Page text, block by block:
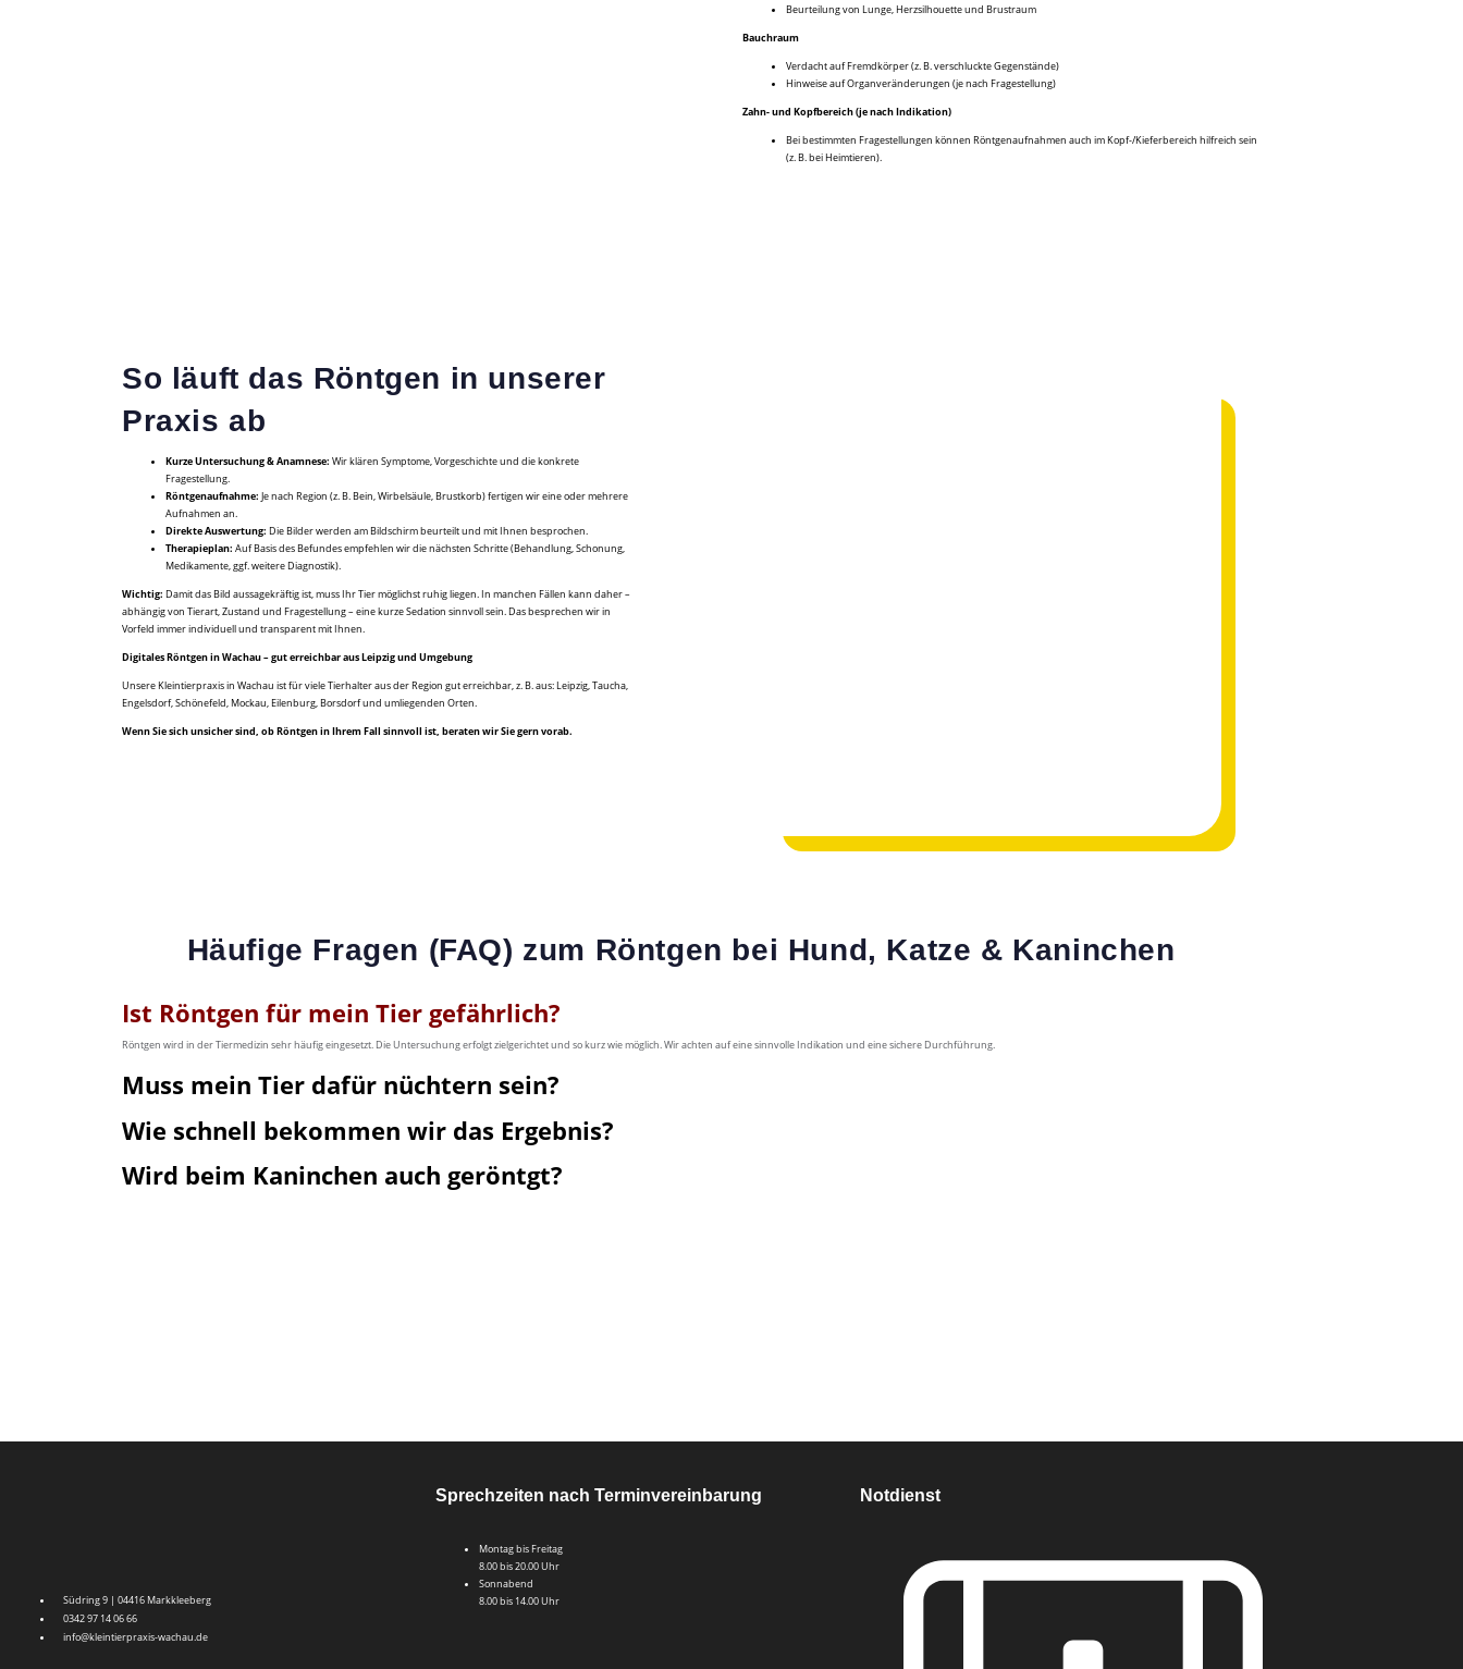
Beurteilung von Lunge, Herzsilhouette und Brustraum
Bauchraum
Verdacht auf Fremdkörper (z. B. verschluckte Gegenstände)
Hinweise auf Organveränderungen (je nach Fragestellung)
Zahn- und Kopfbereich (je nach Indikation)
Bei bestimmten Fragestellungen können Röntgenaufnahmen auch im Kopf-/Kieferbereich hilfreich sein
(z. B. bei Heimtieren).
So läuft das Röntgen in unserer
Praxis ab
Kurze Untersuchung & Anamnese: Wir klären Symptome, Vorgeschichte und die konkrete
Fragestellung.
Röntgenaufnahme: Je nach Region (z. B. Bein, Wirbelsäule, Brustkorb) fertigen wir eine oder mehrere
Aufnahmen an.
Direkte Auswertung: Die Bilder werden am Bildschirm beurteilt und mit Ihnen besprochen.
Therapieplan: Auf Basis des Befundes empfehlen wir die nächsten Schritte (Behandlung, Schonung,
Medikamente, ggf. weitere Diagnostik).
Wichtig: Damit das Bild aussagekräftig ist, muss Ihr Tier möglichst ruhig liegen. In manchen Fällen kann daher –
abhängig von Tierart, Zustand und Fragestellung – eine kurze Sedation sinnvoll sein. Das besprechen wir in
Vorfeld immer individuell und transparent mit Ihnen.
Digitales Röntgen in Wachau – gut erreichbar aus Leipzig und Umgebung
Unsere Kleintierpraxis in Wachau ist für viele Tierhalter aus der Region gut erreichbar, z. B. aus:Leipzig, Taucha,
Engelsdorf, Schönefeld, Mockau, Eilenburg, Borsdorf und umliegenden Orten.
Wenn Sie sich unsicher sind, ob Röntgen in Ihrem Fall sinnvoll ist, beraten wir Sie gern vorab.
Häufige Fragen (FAQ) zum Röntgen bei Hund, Katze & Kaninchen
Ist Röntgen für mein Tier gefährlich?
Röntgen wird in der Tiermedizin sehr häufig eingesetzt. Die Untersuchung erfolgt zielgerichtet und so kurz wie möglich. Wir achten auf eine sinnvolle Indikation und eine sichere Durchführung.
Muss mein Tier dafür nüchtern sein?
Wie schnell bekommen wir das Ergebnis?
Wird beim Kaninchen auch geröntgt?
Südring 9 | 04416 Markkleeberg
0342 97 14 06 66
info@kleintierpraxis-wachau.de
Sprechzeiten nach Terminvereinbarung
Montag bis Freitag
8.00 bis 20.00 Uhr
Sonnabend
8.00 bis 14.00 Uhr
Notdienst